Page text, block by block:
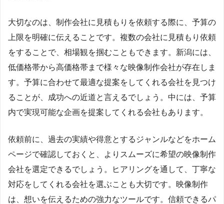
大切なのは、制作会社に見積もりを依頼する際に、予算の
上限を明確に伝えることです。複数の会社に見積もり依頼
をすることで、相場観を掴むこともできます。新潟には、
低価格帯から高価格帯まで様々な映像制作会社が存在しま
す。予算に合わせて最適な提案をしてくれる会社を見つけ
ることが、成功への近道と言えるでしょう。中には、予算
内で実現可能な企画を提案してくれる会社もあります。
依頼前に、過去の実績や得意とするジャンルなどをホーム
ページで確認しておくと、よりスムーズに希望の映像制作
会社を選定できるでしょう。ヒアリングを通して、丁寧な
対応をしてくれる会社を選ぶことも大切です。映像制作
は、想いを伝えるための強力なツールです。信頼できるパ